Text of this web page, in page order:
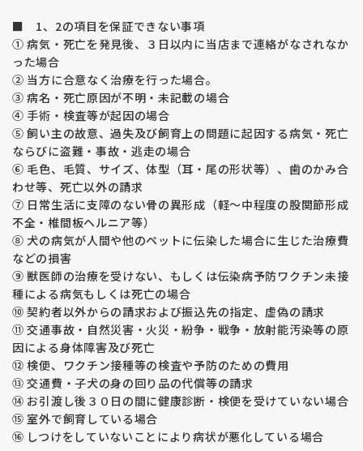
できません。環境要因で発症することもありますので飼育環境
や運動、体重管理を飼い主様が管理していただく必要がありま
す。
【アレルギー・アトピー性皮膚炎】
最近アレルギーやアトピー性皮膚炎を発症している子が多く見
られます。
福田ブリーダーの両親犬は1才時にアレルギー検査をして数値
の確認をしています。
若年で数値が高い子は将来発症する可能性がある、親子で体質
が似ることもあるため、数値の高い子の繁殖はしていません。
【外耳炎】
外耳炎についても親子の体質が似ますので、耳の弱い子の繁殖
はしておりません。
【prcd-ＰＲＡ、ＰＲＡ１、ＰＲＡ２】
福田ブリーダーの親犬たちは全頭検査済み、生まれてくる子犬
たちはprcd-ＰＲＡ、ＰＲＡ１、ＰＲＡ２を発症しない掛け合
わせで繁殖をしています。
ゴールデン・レトレバーのprcd-ＰＲＡ、ＰＲＡ１、ＰＲＡ２
（ラブラドールはprcd-ＰＲＡのみ）は遺伝病です。
ＰＲＡは進行性網膜委縮症という病気で目が見えなくなってし
まう病気です。治療方法はありません。
【運動誘発性虚脱 （EIC）】
福田ブリーダーの親犬たち（ラブラドールのみ）は全頭検査済
■ 1、2の項目を保証できない事項
① 病気・死亡を発見後、３日以内に当店まで連絡がなされなか
った場合
② 当方に合意なく治療を行った場合。
③ 病名・死亡原因が不明・未記載の場合
④ 手術・検査等が起因の場合
⑤ 飼い主の故意、過失及び飼育上の問題に起因する病気・死亡
ならびに盗難・事故・逃走の場合
⑥ 毛色、毛質、サイズ、体型（耳・尾の形状等）、歯のかみ合
わせ等、死亡以外の請求
⑦ 日常生活に支障のない骨の異形成（軽～中程度の股関節形成
不全・椎間板ヘルニア等）
⑧ 犬の病気が人間や他のペットに伝染した場合に生じた治療費
などの損害
⑨ 獣医師の治療を受けない、もしくは伝染病予防ワクチン未接
種による病気もしくは死亡の場合
⑩ 契約者以外からの請求および振込先の指定、虚偽の請求
⑪ 交通事故・自然災害・火災・紛争・戦争・放射能汚染等の原
因による身体障害及び死亡
⑫ 検便、ワクチン接種等の検査や予防のための費用
⑬ 交通費・子犬の身の回り品の代償等の請求
⑭ お引渡し後３０日の間に健康診断・検便を受けていない場合
⑮ 室外で飼育している場合
⑯ しつけをしていないことにより病状が悪化している場合